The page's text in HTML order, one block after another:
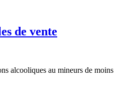
de vente
alcooliques au mineurs de moins